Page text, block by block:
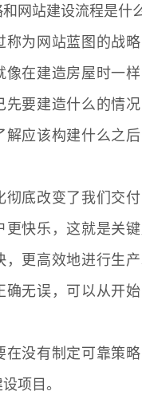
网站建设流程是什
称为网站蓝图的战
像在建造房屋时一
要建造什么的情况
解应该构建什么之
底改变了我们交付
更快乐，这就是关
，更高效地进行生
确无误，可以从开
在没有制定可靠策
项目。